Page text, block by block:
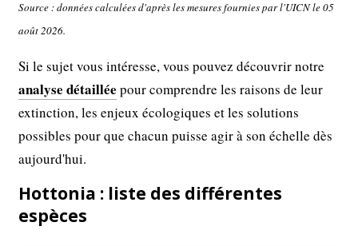
Source : données calculées d'après les mesures fournies par l'UICN le 05
août 2026.
Si le sujet vous intéresse, vous pouvez découvrir notre
analyse détaillée pour comprendre les raisons de leur
extinction, les enjeux écologiques et les solutions
possibles pour que chacun puisse agir à son échelle dès
aujourd'hui.
Hottonia : liste des différentes
espèces